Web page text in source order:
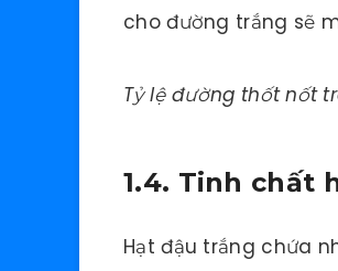
cho đường trắng sẽ
Tỷ lệ đường thốt nốt
1.4. Tinh chất
Hạt đậu trắng chứa